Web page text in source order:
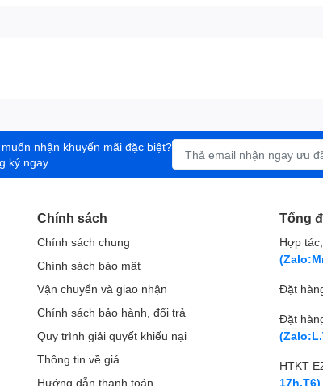
muốn nhận khuyến mãi đặc biệt?
ký ngay.
Chính sách
Chính sách chung
Chính sách bảo mật
Vận chuyển và giao nhận
Chính sách bảo hành, đổi trả
Quy trình giải quyết khiếu nại
Thông tin về giá
Hướng dẫn thanh toán
Tổng
Hợp
Đặt
Đặt
HTKT
17h,T6)